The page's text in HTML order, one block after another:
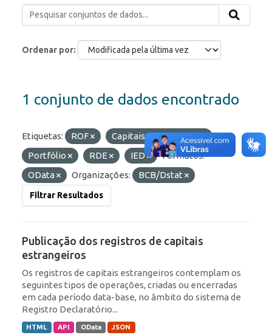
Ordenar por
1 conjunto de dados encontrado
Etiquetas: ROF
Capitais Estrangeiros
Portfólio
RDE IED
Formatos:
OData
Organizações: BCB/Dstat
Filtrar Resultados
Publicação dos registros de capitais
estrangeiros
Os registros de capitais estrangeiros contemplam os
seguintes tipos de operações, criadas ou encerradas
em cada período data-base, no âmbito do sistema de
Registro Declaratório...
HTML API OData JSON